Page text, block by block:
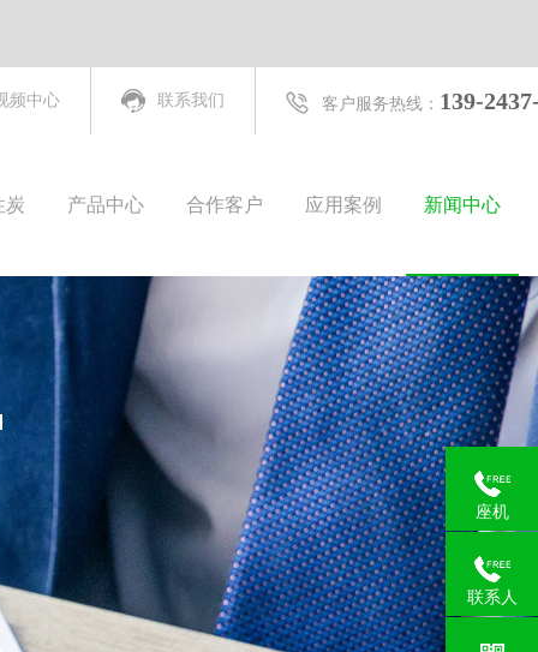
频中心 联系我们 客户服务热线： 139-
炭 产品中心
黄金炭
合作客户 应用案例 新闻中心
态 行业资讯 常见问题
企业形象 视频中心 荣誉资质
人才招聘 在线留言
座机
联系人